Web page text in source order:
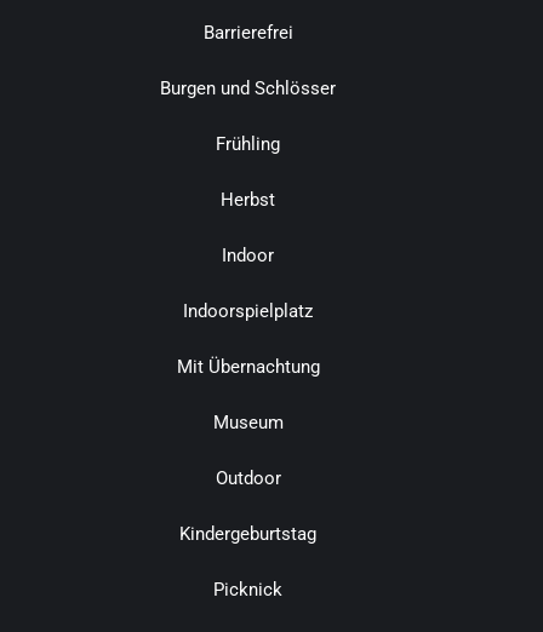
Barrierefrei
Burgen und Schlösser
Frühling
Herbst
Indoor
Indoorspielplatz
Mit Übernachtung
Museum
Outdoor
Kindergeburtstag
Picknick